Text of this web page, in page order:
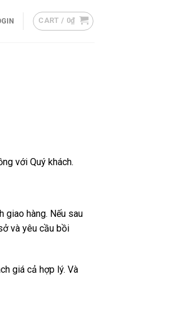
CART / 0₫
với Quý khách.
giao hàng. Nếu sau
và yêu cầu bồi
giá cả hợp lý. Và